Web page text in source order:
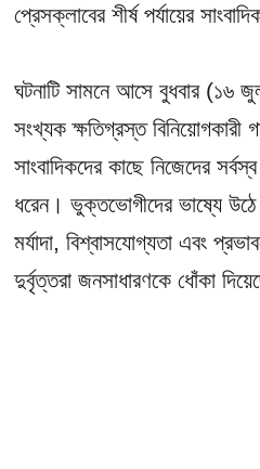
প্রেসক্লাবের শীর্ষ পর্যায়ের
ঘটনাটি সামনে আসে বুধবার (১৬
সংখ্যক ক্ষতিগ্রস্ত বিনিয়োগকারী
সাংবাদিকদের কাছে নিজেদের
ধরেন। ভুক্তভোগীদের ভাষ্যে উঠে
মর্যাদা, বিশ্বাসযোগ্যতা এবং
দুর্বৃত্তরা জনসাধারণকে ধোঁকা